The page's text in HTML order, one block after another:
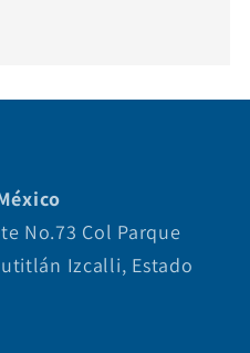
No.73 Col Parque
Izcalli, Estado